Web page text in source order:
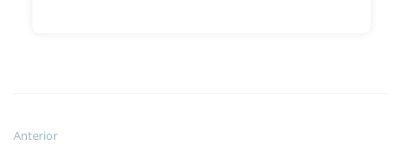
Anterior